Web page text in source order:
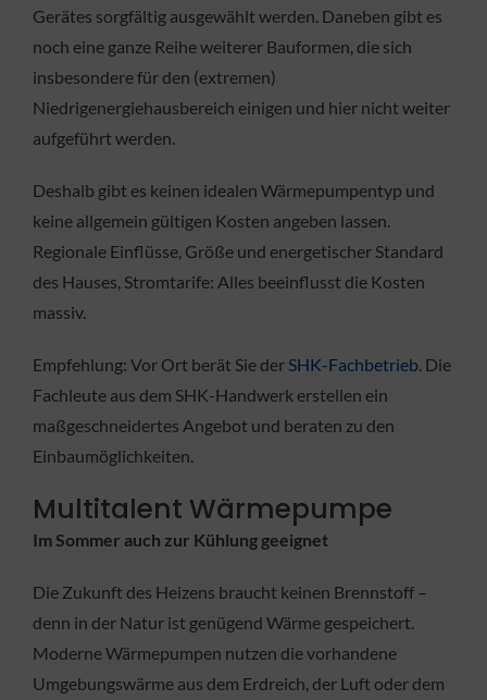
Gerätes sorgfältig ausgewählt werden. Daneben gibt es
noch eine ganze Reihe weiterer Bauformen, die sich
insbesondere für den (extremen)
Niedrigenergiehausbereich einigen und hier nicht weiter
aufgeführt werden.
Deshalb gibt es keinen idealen Wärmepumpentyp und
keine allgemein gültigen Kosten angeben lassen.
Regionale Einflüsse, Größe und energetischer Standard
des Hauses, Stromtarife: Alles beeinflusst die Kosten
massiv.
Empfehlung: Vor Ort berät Sie derSHK-Fachbetrieb. Die
Fachleute aus dem SHK-Handwerk erstellen ein
maßgeschneidertes Angebot und beraten zu den
Einbaumöglichkeiten.
Multitalent Wärmepumpe
Im Sommer auch zur Kühlung geeignet
Die Zukunft des Heizens braucht keinen Brennstoff –
denn in der Natur ist genügend Wärme gespeichert.
Moderne Wärmepumpen nutzen die vorhandene
Umgebungswärme aus dem Erdreich, der Luft oder dem